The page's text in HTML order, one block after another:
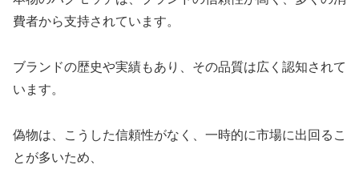
費者から支持されています。
ブランドの歴史や実績もあり、その品質は広く認知されて
います。
偽物は、こうした信頼性がなく、一時的に市場に出回るこ
とが多いため、